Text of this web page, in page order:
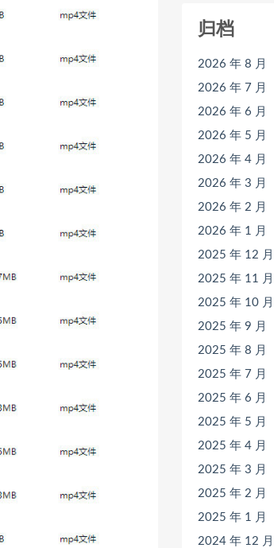
归档
2026 年 8 月
2026 年 7 月
2026 年 6 月
2026 年 5 月
2026 年 4 月
2026 年 3 月
2026 年 2 月
2026 年 1 月
2025 年 12 月
2025 年 11 月
2025 年 10 月
2025 年 9 月
2025 年 8 月
2025 年 7 月
2025 年 6 月
2025 年 5 月
2025 年 4 月
2025 年 3 月
2025 年 2 月
2025 年 1 月
2024 年 12 月